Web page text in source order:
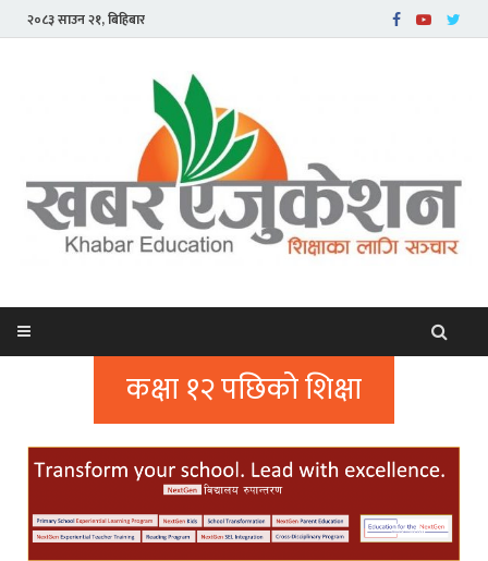
२०८३ साउन २१, बिहिबार
कक्षा १२ पछिको शिक्षा